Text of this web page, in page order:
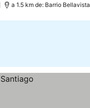
a 1.5 km de: Barrio Bellavista